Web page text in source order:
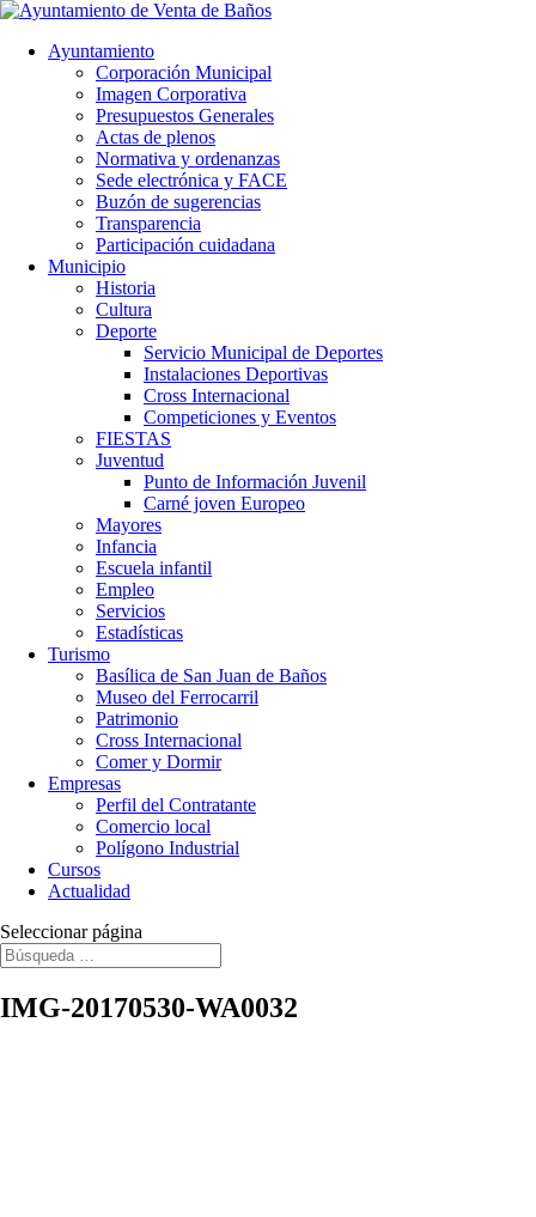
Ayuntamiento
Corporación Municipal
Imagen Corporativa
Presupuestos Generales
Actas de plenos
Normativa y ordenanzas
Sede electrónica y FACE
Buzón de sugerencias
Transparencia
Participación cuidadana
Municipio
Historia
Cultura
Deporte
Servicio Municipal de Deportes
Instalaciones Deportivas
Cross Internacional
Competiciones y Eventos
FIESTAS
Juventud
Punto de Información Juvenil
Carné joven Europeo
Mayores
Infancia
Escuela infantil
Empleo
Servicios
Estadísticas
Turismo
Basílica de San Juan de Baños
Museo del Ferrocarril
Patrimonio
Cross Internacional
Comer y Dormir
Empresas
Perfil del Contratante
Comercio local
Polígono Industrial
Cursos
Actualidad
Seleccionar página
IMG-20170530-WA0032